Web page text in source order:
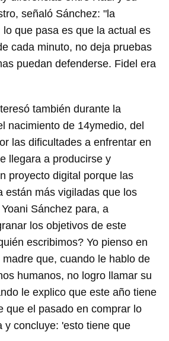
señaló Sánchez: "la
que pasa es que la actual es
cada minuto, no deja pruebas
puedan defenderse. Fidel era
también durante la
nacimiento de 14ymedio, del
las dificultades a enfrentar en
llegara a producirse y
proyecto digital porque las
están más vigiladas que los
Sánchez para, a
los objetivos de este
escribimos? Yo pienso en
que, cuando le hablo de
humanos, no logro llamar su
le explico que este año tiene
que el pasado en comprar lo
y concluye: 'esto tiene que